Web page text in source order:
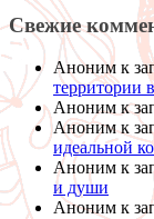
Свежие
Аноним к
территории
Аноним к
Анонимк
идеальной
Аноним к
и души
Аноним к